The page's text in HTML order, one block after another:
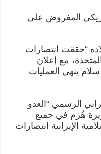
المفروض على
“حققت انتصارات
مع إعلان
ينهي العمليات
الرسمي “العدو
هُزم في جميع
الإيرانية انتصارات